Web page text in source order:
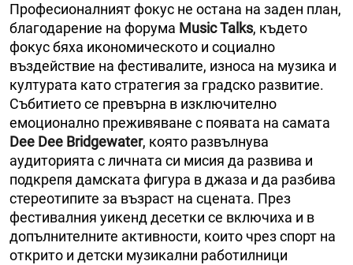
Професионалният фокус не остана на заден план,
благодарение на форума Music Talks, където
фокус бяха икономическото и социално
въздействие на фестивалите, износа на музика и
културата като стратегия за градско развитие.
Събитието се превърна в изключително
емоционално преживяване с появата на самата
Dee Dee Bridgewater, която развълнува
аудиторията с личната си мисия да развива и
подкрепя дамската фигура в джаза и да разбива
стереотипите за възраст на сцената. През
фестивалния уикенд десетки се включиха и в
допълнителните активности, които чрез спорт на
открито и детски музикални работилници